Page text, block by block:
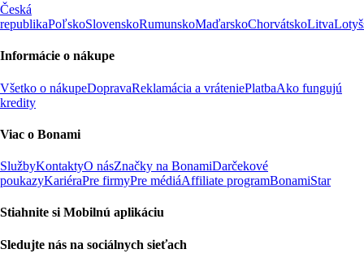
Česká
republikaPoľskoSlovenskoRumunskoMaďarskoChorvátskoLitva
Informácie o nákupe
Všetko o nákupeDopravaReklamácia a vráteniePlatbaAko fungujú
kredity
Viac o Bonami
SlužbyKontaktyO násZnačky na BonamiDarčekové
poukazyKariéraPre firmyPre médiáAffiliate programBonamiStar
Stiahnite si Mobilnú aplikáciu
Sledujte nás na sociálnych sieťach